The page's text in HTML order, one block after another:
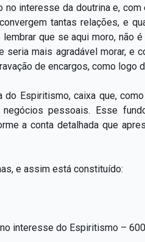
interesse da doutrina e,
tantas relações, e
que se aqui moro, não
seria mais agradável morar, e
de encargos, como logo
Espiritismo, caixa que,
pessoais. Esse
a conta detalhada que
e assim está constituído:
interesse do Espiritismo –